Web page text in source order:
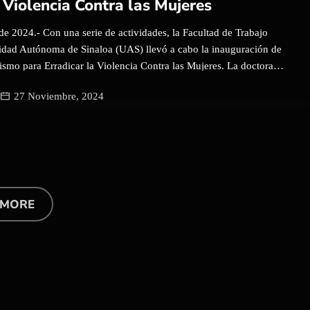
Contra las Mujeres
2024.- Con una serie de actividades, la Facultad de Trabajo
Autónoma de Sinaloa (UAS) llevó a cabo la inauguración de
para Erradicar la Violencia Contra las Mujeres. La doctora
cuentan con un programa para desarrollar en el marco de
internacional y tiene el […]
27 Noviembre, 2024